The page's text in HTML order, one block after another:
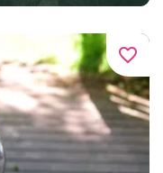
favorite_border